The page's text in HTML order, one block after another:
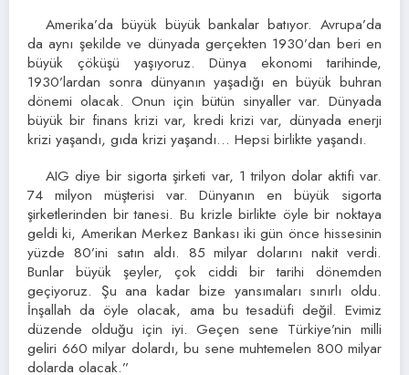
Amerika’da büyük büyük bankalar batıyor. Avrupa’da
da aynı şekilde ve dünyada gerçekten 1930’dan beri en
büyük çöküşü yaşıyoruz. Dünya ekonomi tarihinde,
1930’lardan sonra dünyanın yaşadığı en büyük buhran
dönemi olacak. Onun için bütün sinyaller var. Dünyada
büyük bir finans krizi var, kredi krizi var, dünyada enerji
krizi yaşandı, gıda krizi yaşandı… Hepsi birlikte yaşandı.
AIG diye bir sigorta şirketi var, 1 trilyon dolar aktifi var.
74 milyon müşterisi var. Dünyanın en büyük sigorta
şirketlerinden bir tanesi. Bu krizle birlikte öyle bir noktaya
geldi ki, Amerikan Merkez Bankası iki gün önce hissesinin
yüzde 80’ini satın aldı. 85 milyar dolarını nakit verdi.
Bunlar büyük şeyler, çok ciddi bir tarihi dönemden
geçiyoruz. Şu ana kadar bize yansımaları sınırlı oldu.
İnşallah da öyle olacak, ama bu tesadüfi değil. Evimiz
düzende olduğu için iyi. Geçen sene Türkiye’nin milli
geliri 660 milyar dolardı, bu sene muhtemelen 800 milyar
dolarda olacak.”